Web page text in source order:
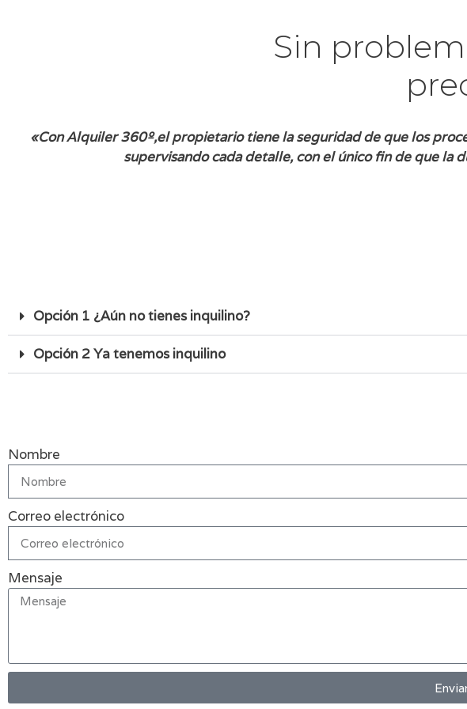
Sin
«Con Alquiler 360º,el propietario tiene la seguridad de que los
supervisando cada detalle, con el único fin de que la
Opción 1 ¿Aún no tienes inquilino?
Opción 2 Ya tenemos inquilino
Nombre
Correo electrónico
Mensaje